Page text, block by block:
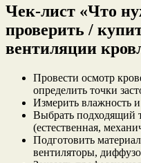
Чек-лист «Что
проверить /
вентиляции
Провести осмотр
определить точки
Измерить влажность
Выбрать подходящий
(естественная,
Подготовить
вентиляторы,